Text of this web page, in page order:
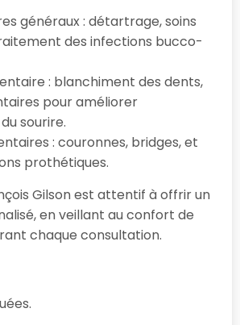
généraux : détartrage, soins
des infections bucco-
: blanchiment des dents,
pour améliorer
sourire.
: couronnes, bridges, et
prothétiques.
Gilson est attentif à offrir un
en veillant au confort de
chaque consultation.